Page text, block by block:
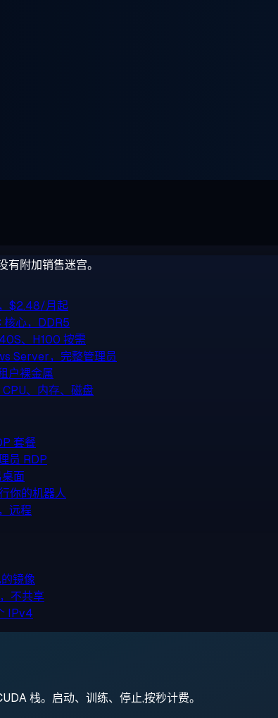
附加销售迷宫。
$2.48/月起
核心，DDR5
、H100 按需
Server，完整管理员
户裸金属
、内存、磁盘
套餐
员 RDP
面
你的机器人
远程
镜像
不共享
IPv4
栈。启动、训练、停止,按秒计费。